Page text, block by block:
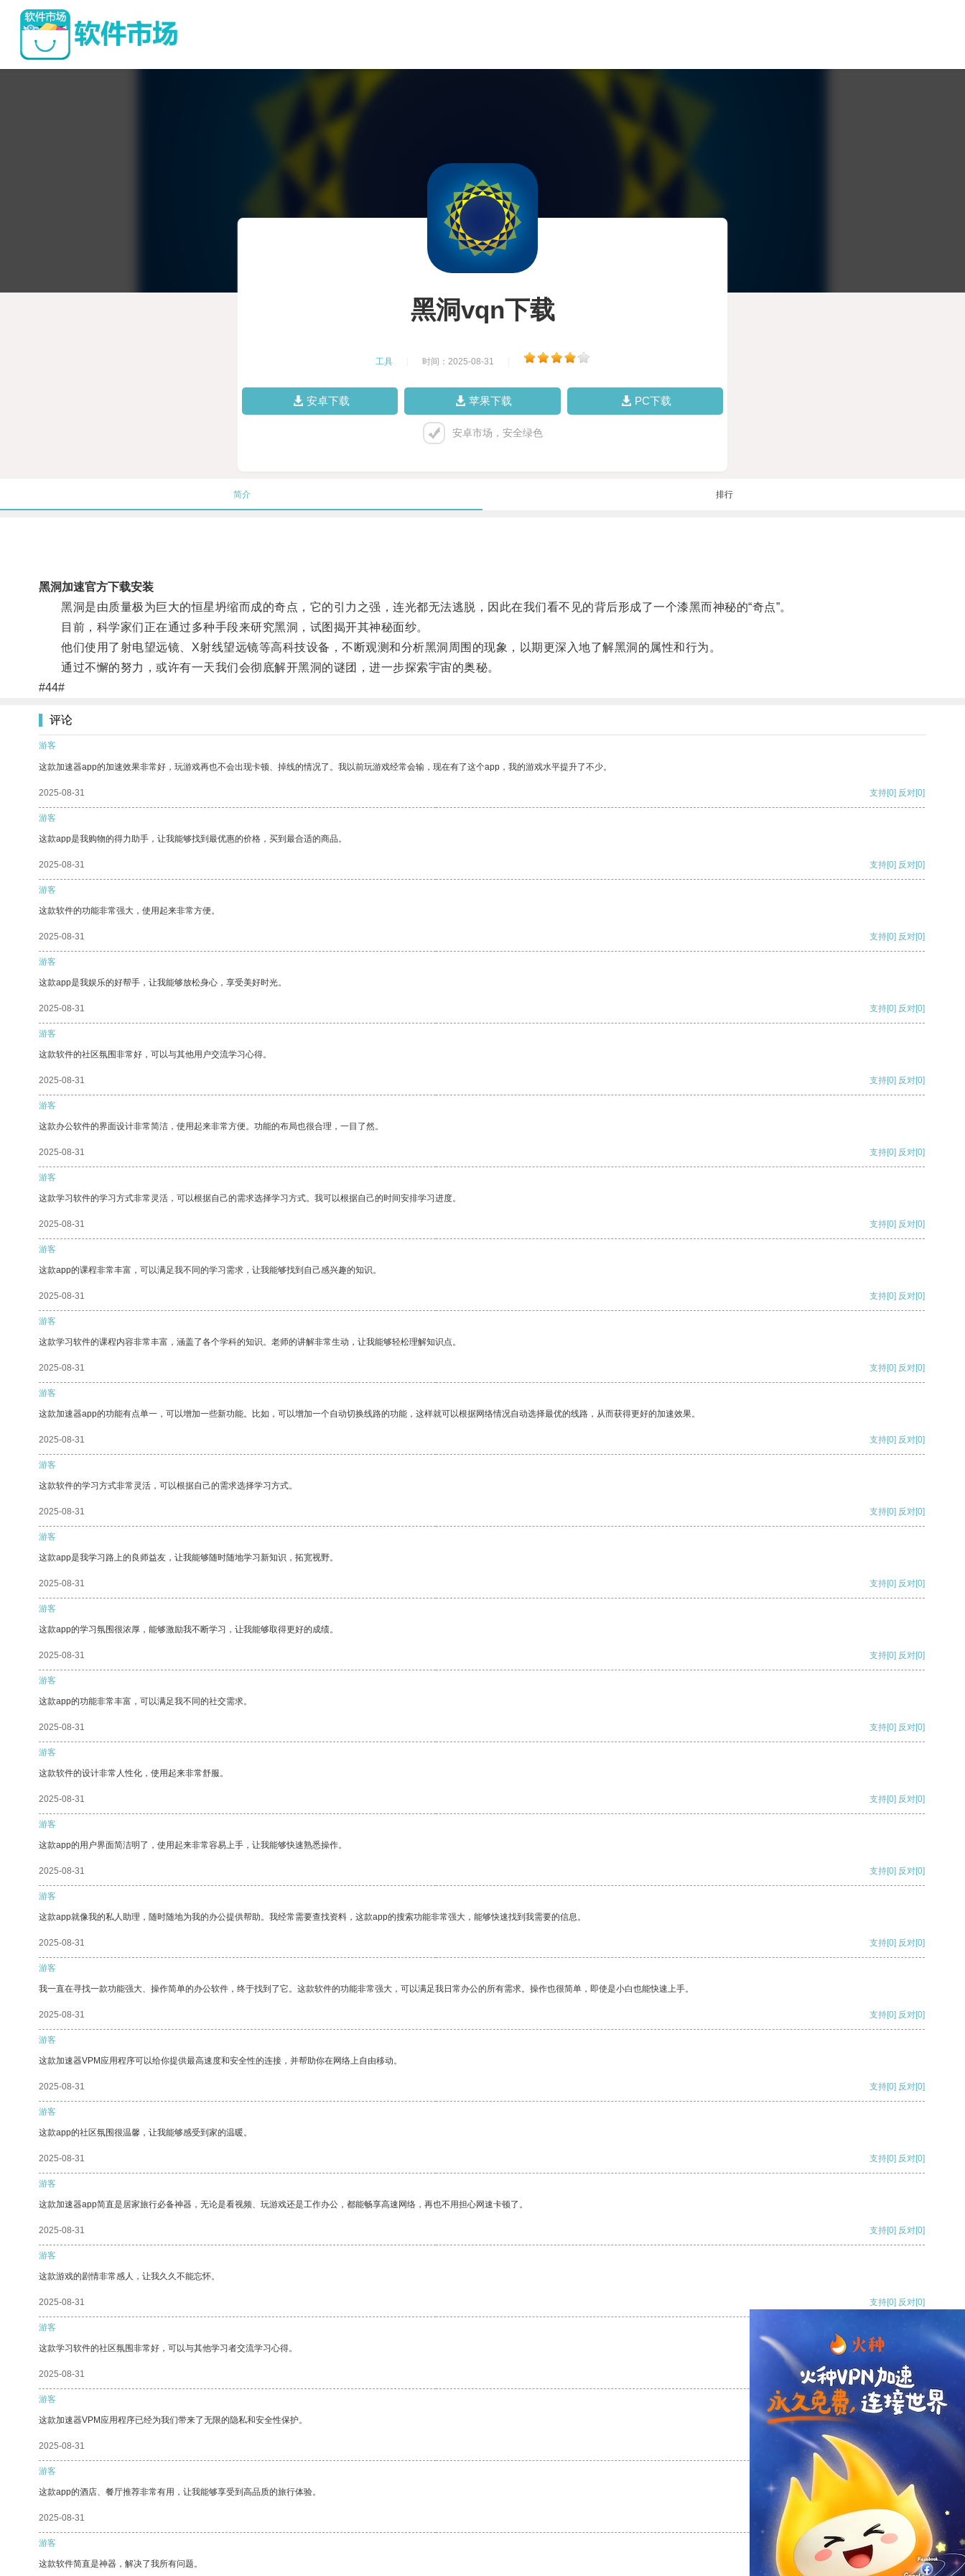
黑洞vqn下载
工具 时间：2025-08-31
安卓下载 苹果下载 PC下载
安卓市场，安全绿色
简介 排行
黑洞加速官方下载安装
黑洞是由质量极为巨大的恒星坍缩而成的奇点，它的引力之强，连光都无法逃脱，因此在我们看不见的背后形成了一个漆黑而神秘的“奇点”。
目前，科学家们正在通过多种手段来研究黑洞，试图揭开其神秘面纱。
他们使用了射电望远镜、X射线望远镜等高科技设备，不断观测和分析黑洞周围的现象，以期更深入地了解黑洞的属性和行为。
通过不懈的努力，或许有一天我们会彻底解开黑洞的谜团，进一步探索宇宙的奥秘。
#44#
评论
游客
这款加速器app的加速效果非常好，玩游戏再也不会出现卡顿、掉线的情况了。我以前玩游戏经常会输，现在有了这个app，我的游戏水平提升了不少。
2025-08-31 支持[0] 反对[0]
游客
这款app是我购物的得力助手，让我能够找到最优惠的价格，买到最合适的商品。
2025-08-31 支持[0] 反对[0]
游客
这款软件的功能非常强大，使用起来非常方便。
2025-08-31 支持[0] 反对[0]
游客
这款app是我娱乐的好帮手，让我能够放松身心，享受美好时光。
2025-08-31 支持[0] 反对[0]
游客
这款软件的社区氛围非常好，可以与其他用户交流学习心得。
2025-08-31 支持[0] 反对[0]
游客
这款办公软件的界面设计非常简洁，使用起来非常方便。功能的布局也很合理，一目了然。
2025-08-31 支持[0] 反对[0]
游客
这款学习软件的学习方式非常灵活，可以根据自己的需求选择学习方式。我可以根据自己的时间安排学习进度。
2025-08-31 支持[0] 反对[0]
游客
这款app的课程非常丰富，可以满足我不同的学习需求，让我能够找到自己感兴趣的知识。
2025-08-31 支持[0] 反对[0]
游客
这款学习软件的课程内容非常丰富，涵盖了各个学科的知识。老师的讲解非常生动，让我能够轻松理解知识点。
2025-08-31 支持[0] 反对[0]
游客
这款加速器app的功能有点单一，可以增加一些新功能。比如，可以增加一个自动切换线路的功能，这样就可以根据网络情况自动选择最优的线路，从而获得更好的加速效果。
2025-08-31 支持[0] 反对[0]
游客
这款软件的学习方式非常灵活，可以根据自己的需求选择学习方式。
2025-08-31 支持[0] 反对[0]
游客
这款app是我学习路上的良师益友，让我能够随时随地学习新知识，拓宽视野。
2025-08-31 支持[0] 反对[0]
游客
这款app的学习氛围很浓厚，能够激励我不断学习，让我能够取得更好的成绩。
2025-08-31 支持[0] 反对[0]
游客
这款app的功能非常丰富，可以满足我不同的社交需求。
2025-08-31 支持[0] 反对[0]
游客
这款软件的设计非常人性化，使用起来非常舒服。
2025-08-31 支持[0] 反对[0]
游客
这款app的用户界面简洁明了，使用起来非常容易上手，让我能够快速熟悉操作。
2025-08-31 支持[0] 反对[0]
游客
这款app就像我的私人助理，随时随地为我的办公提供帮助。我经常需要查找资料，这款app的搜索功能非常强大，能够快速找到我需要的信息。
2025-08-31 支持[0] 反对[0]
游客
我一直在寻找一款功能强大、操作简单的办公软件，终于找到了它。这款软件的功能非常强大，可以满足我日常办公的所有需求。操作也很简单，即使是小白也能快速上手。
2025-08-31 支持[0] 反对[0]
游客
这款加速器VPM应用程序可以给你提供最高速度和安全性的连接，并帮助你在网络上自由移动。
2025-08-31 支持[0] 反对[0]
游客
这款app的社区氛围很温馨，让我能够感受到家的温暖。
2025-08-31 支持[0] 反对[0]
游客
这款加速器app简直是居家旅行必备神器，无论是看视频、玩游戏还是工作办公，都能畅享高速网络，再也不用担心网速卡顿了。
2025-08-31 支持[0] 反对[0]
游客
这款游戏的剧情非常感人，让我久久不能忘怀。
2025-08-31 支持[0] 反对[0]
游客
这款学习软件的社区氛围非常好，可以与其他学习者交流学习心得。
2025-08-31 支持[0] 反对
游客
这款加速器VPM应用程序已经为我们带来了无限的隐私和安全性保护。
2025-08-31 支持
游客
这款app的酒店、餐厅推荐非常有用，让我能够享受到高品质的旅行体验。
2025-08-31 反对 [0]
游客
这款软件简直是神器，解决了我所有问题。